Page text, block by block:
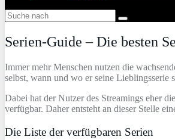
Serien-Guide – Die besten
Immer mehr Menschen nutzen die
selbst, wann und wo er seine Lieblingsserie
Dabei hat der Nutzer des Streamings eher
verfügbar. Daher entsteht an dieser Stelle
Die Liste der verfügbaren Serien